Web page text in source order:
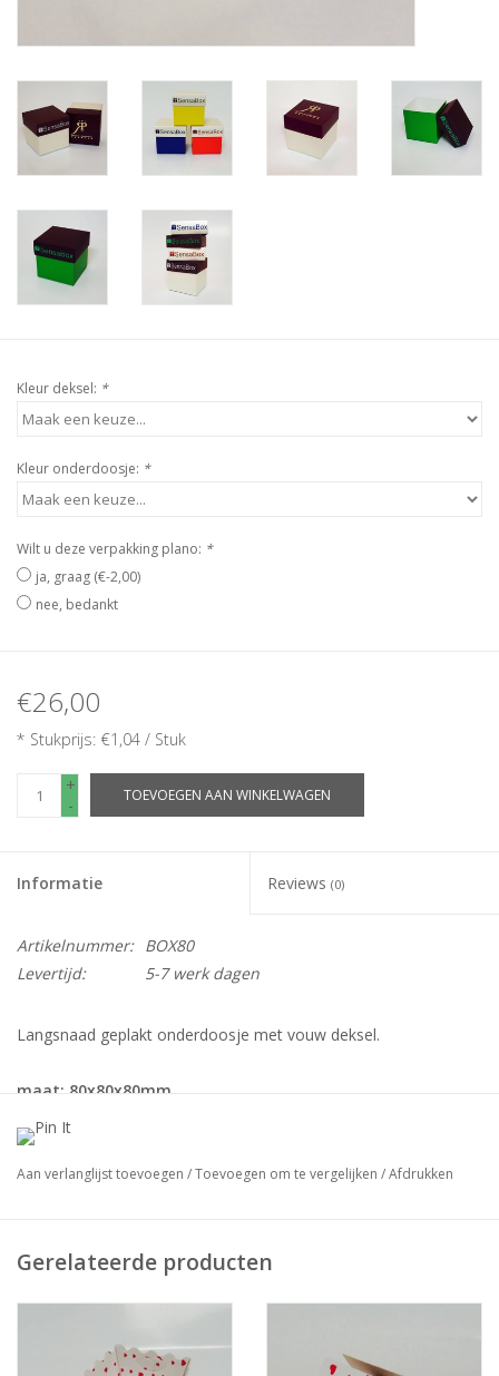
Kleur deksel: *
Kleur onderdoosje: *
Wilt u deze verpakking plano: *
ja, graag (€-2,00)
nee, bedankt
€26,00
* Stukprijs: €1,04 / Stuk
+
-
TOEVOEGEN AAN WINKELWAGEN
Informatie Reviews (0)
Artikelnummer: BOX80
Levertijd:
5-7 werk dagen
Langsnaad geplakt onderdoosje met vouw deksel.
maat: 80x80x80mm
verpakt per: 25 stuks
Deze verpakking word opgezet geleverd.
Wilt u deze verpakking in een andere kleur ?
Grotere hoeveelheden bestellen ? Dat is bij ons geen
Aan verlanglijst toevoegen /Toevoegen om te vergelijken /Afdrukken
Gerelateerde producten